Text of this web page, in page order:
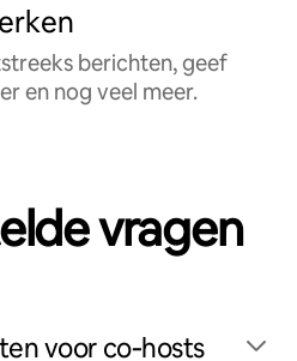
berichten, geef
en nog veel meer.
vragen
voor co‑hosts